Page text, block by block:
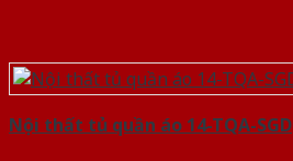
Nội thất tủ quần áo 14-TQA-SGD